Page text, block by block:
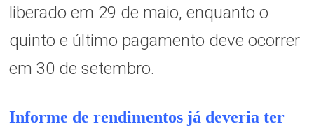
liberado em 29 de maio, enquanto o
quinto e último pagamento deve ocorrer
em 30 de setembro.
Informe de rendimentos já deveria ter